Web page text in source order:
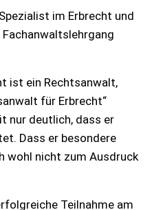
im Erbrecht und
ist ein Rechtsanwalt,
für Erbrecht“
nur deutlich, dass er
Dass er besondere
wohl nicht zum Ausdruck
Teilnahme am